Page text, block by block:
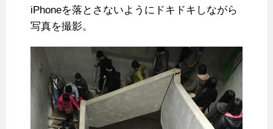
iPhoneを落とさないようにドキドキしながら
写真を撮影。